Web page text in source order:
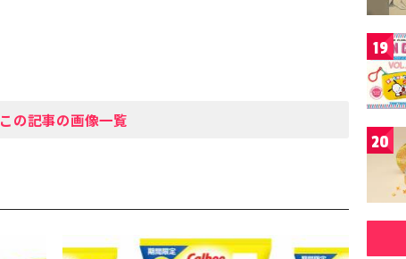
この記事の画像一覧
19
20